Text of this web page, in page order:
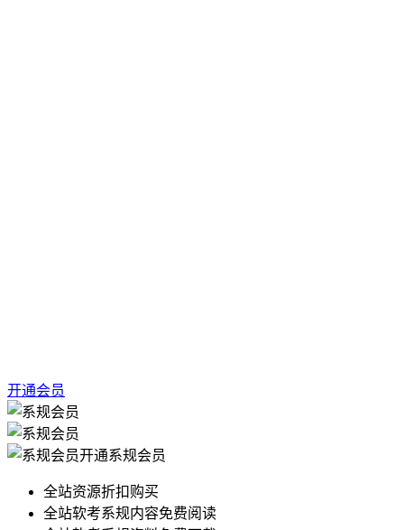
开通会员
开通系规会员
全站资源折扣购买
全站软考系规内容免费阅读